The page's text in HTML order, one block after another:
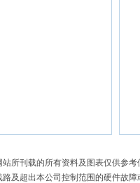
站所刊载的所有资料及图表仅供参
及超出本公司控制范围的硬件故